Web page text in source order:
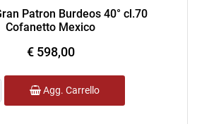
Patron Burdeos 40° cl.70
Cofanetto Mexico
€ 598,00
Agg. Carrello